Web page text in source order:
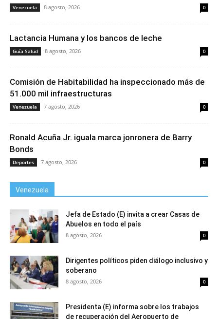
Venezuela 8 agosto, 2026 0
Lactancia Humana y los bancos de leche
Guía Salud 8 agosto, 2026 0
Comisión de Habitabilidad ha inspeccionado más de
51.000 mil infraestructuras
Venezuela 7 agosto, 2026 0
Ronald Acuña Jr. iguala marca jonronera de Barry
Bonds
Deportes 7 agosto, 2026 0
Venezuela
Jefa de Estado (E) invita a crear Casas de
Abuelos en todo el país
8 agosto, 2026 0
Dirigentes políticos piden diálogo inclusivo y
soberano
8 agosto, 2026 0
Presidenta (E) informa sobre los trabajos
de recuperación del Aeropuerto de